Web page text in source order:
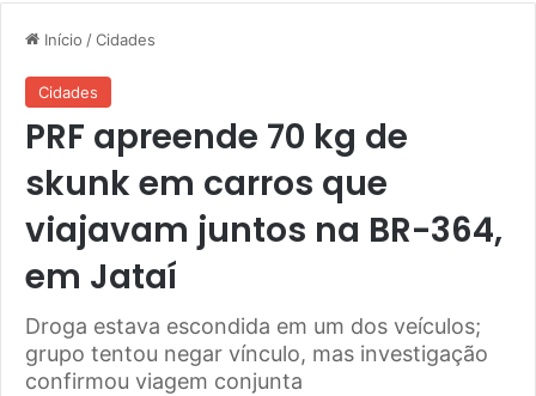
Início /Cidades
Cidades
PRF apreende 70 kg de
skunk em carros que
viajavam juntos na BR-364,
em Jataí
Droga estava escondida em um dos veículos;
grupo tentou negar vínculo, mas investigação
confirmou viagem conjunta